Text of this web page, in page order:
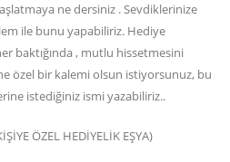
ne dersiniz . Sevdiklerinize
ile bunu yapabiliriz. Hediye
baktığında , mutlu hissetmesini
özel bir kalemi olsun istiyorsunuz, bu
istediğiniz ismi yazabiliriz..
ÖZEL HEDİYELİK EŞYA)